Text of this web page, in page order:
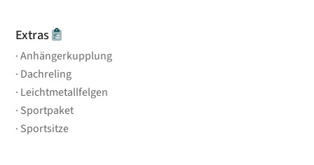
Extras
Anhängerkupplung
Dachreling
Leichtmetallfelgen
Sportpaket
Sportsitze